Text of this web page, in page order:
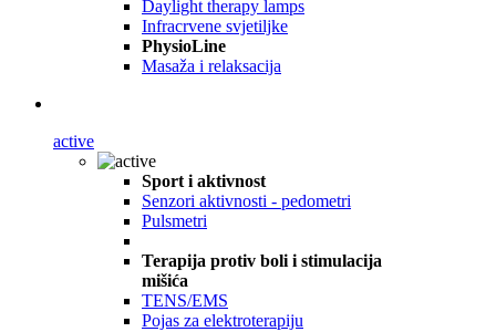
Daylight therapy lamps
Infracrvene svjetiljke
PhysioLine
Masaža i relaksacija
active
Sport i aktivnost
Senzori aktivnosti - pedometri
Pulsmetri
Terapija protiv boli i stimulacija
mišića
TENS/EMS
Pojas za elektroterapiju